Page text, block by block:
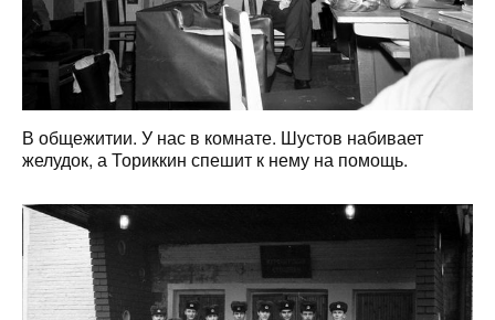
В общежитии. У нас в комнате. Шустов набивает
желудок, а Ториккин спешит к нему на помощь.